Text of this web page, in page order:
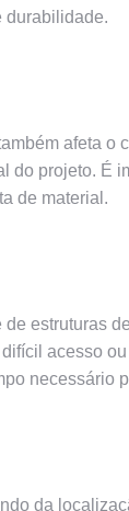
durabilidade.
afeta o
do projeto. É
de material.
estruturas
acesso
necessário
da